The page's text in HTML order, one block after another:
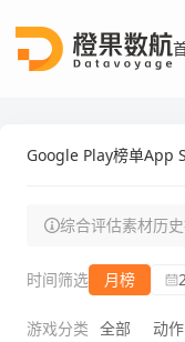
Google Play榜单App
综合评估素材历
时间筛选 月榜
游戏分类 全部 动作